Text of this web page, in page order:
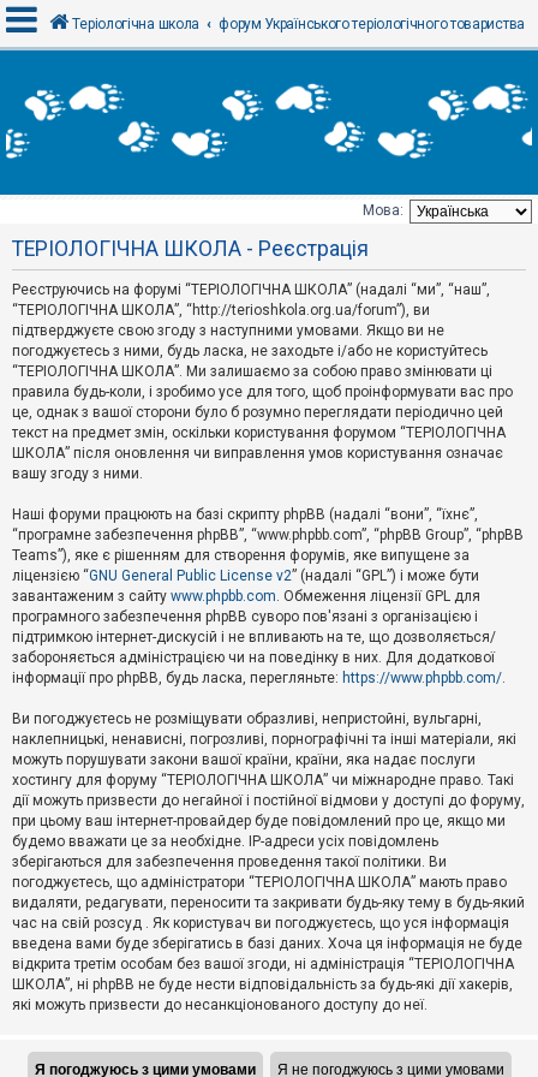
х
і
Т
е
м
и
б
е
з
в
і
д
п
о
в
і
д
й
А
к
т
и
в
н
і
м
и
П
о
ш
у
Д
о
п
о
м
Теріологічна школа форум Українського теріологічного товариства
Мова:
ТЕРІОЛОГІЧНА ШКОЛА - Реєстрація
Реєструючись на форумі “ТЕРІОЛОГІЧНА ШКОЛА” (надалі “ми”, “наш”,
“ТЕРІОЛОГІЧНА ШКОЛА”, “http://terioshkola.org.ua/forum”), ви
підтверджуєте свою згоду з наступними умовами. Якщо ви не
погоджуєтесь з ними, будь ласка, не заходьте і/або не користуйтесь
“ТЕРІОЛОГІЧНА ШКОЛА”. Ми залишаємо за собою право змінювати ці
правила будь-коли, і зробимо усе для того, щоб проінформувати вас про
це, однак з вашої сторони було б розумно переглядати періодично цей
текст на предмет змін, оскільки користування форумом “ТЕРІОЛОГІЧНА
ШКОЛА” після оновлення чи виправлення умов користування означає
вашу згоду з ними.
Наші форуми працюють на базі скрипту phpBB (надалі “вони”, “їхнє”,
“програмне забезпечення phpBB”, “www.phpbb.com”, “phpBB Group”, “phpBB
Teams”), яке є рішенням для створення форумів, яке випущене за
ліцензією “GNU General Public License v2” (надалі “GPL”) і може бути
завантаженим з сайту www.phpbb.com. Обмеження ліцензії GPL для
програмного забезпечення phpBB суворо пов'язані з організацією і
підтримкою інтернет-дискусій і не впливають на те, що дозволяється/
забороняється адміністрацією чи на поведінку в них. Для додаткової
інформації про phpBB, будь ласка, перегляньте: https://www.phpbb.com/.
Ви погоджуєтесь не розміщувати образливі, непристойні, вульгарні,
наклепницькі, ненависні, погрозливі, порнографічні та інші матеріали, які
можуть порушувати закони вашої країни, країни, яка надає послуги
хостингу для форуму “ТЕРІОЛОГІЧНА ШКОЛА” чи міжнародне право. Такі
дії можуть призвести до негайної і постійної відмови у доступі до форуму,
при цьому ваш інтернет-провайдер буде повідомлений про це, якщо ми
будемо вважати це за необхідне. IP-адреси усіх повідомлень
зберігаються для забезпечення проведення такої політики. Ви
погоджуєтесь, що адміністратори “ТЕРІОЛОГІЧНА ШКОЛА” мають право
видаляти, редагувати, переносити та закривати будь-яку тему в будь-який
час на свій розсуд . Як користувач ви погоджуєтесь, що уся інформація
введена вами буде зберігатись в базі даних. Хоча ця інформація не буде
відкрита третім особам без вашої згоди, ні адміністрація “ТЕРІОЛОГІЧНА
ШКОЛА”, ні phpBB не буде нести відповідальність за будь-які дії хакерів,
які можуть призвести до несанкціонованого доступу до неї.